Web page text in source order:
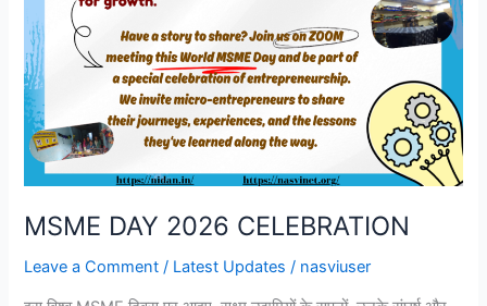
MSME DAY 2026 CELEBRATION
Leave a Comment / Latest Updates / nasviuser